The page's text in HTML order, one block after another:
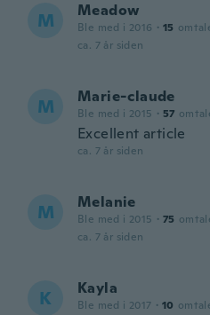
M Meadow
Ble med i 2016 · 15
ca. 7 år siden
M Marie-claude
Ble med i 2015 · 57
Excellent article
ca. 7 år siden
M Melanie
Ble med i 2015 · 75
ca. 7 år siden
K Kayla
Ble med i 2017 · 10